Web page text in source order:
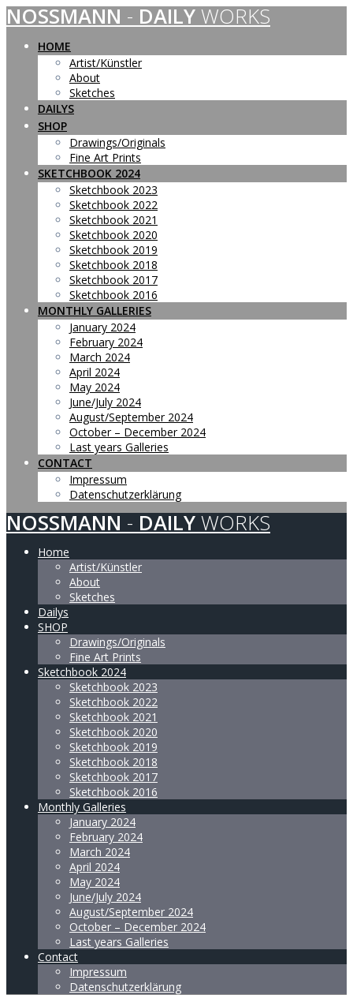
Skip
to
content
NOSSMANN - DAILY WORKS
HOME
Artist/Künstler
About
Sketches
DAILYS
SHOP
Drawings/Originals
Fine Art Prints
SKETCHBOOK 2024
Sketchbook 2023
Sketchbook 2022
Sketchbook 2021
Sketchbook 2020
Sketchbook 2019
Sketchbook 2018
Sketchbook 2017
Sketchbook 2016
MONTHLY GALLERIES
January 2024
February 2024
March 2024
April 2024
May 2024
June/July 2024
August/September 2024
October – December 2024
Last years Galleries
CONTACT
Impressum
Datenschutzerklärung
NOSSMANN - DAILY WORKS
Home
Artist/Künstler
About
Sketches
Dailys
SHOP
Drawings/Originals
Fine Art Prints
Sketchbook 2024
Sketchbook 2023
Sketchbook 2022
Sketchbook 2021
Sketchbook 2020
Sketchbook 2019
Sketchbook 2018
Sketchbook 2017
Sketchbook 2016
Monthly Galleries
January 2024
February 2024
March 2024
April 2024
May 2024
June/July 2024
August/September 2024
October – December 2024
Last years Galleries
Contact
Impressum
Datenschutzerklärung